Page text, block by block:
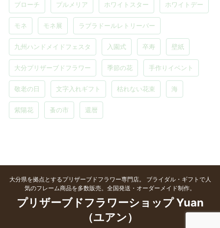
ブローチ プルメリア ホワイトスター ホワイトデー
モネ モネ展 ラブラドールレトリーバー
九州ハンドメイドフェスタ 入園式 卒寿 壁紙
大分プリザーブドフラワー 季節の花 手作りイベント
敬老の日 文字入れギフト 枯れない花束 海
紫陽花 蚤の市 還暦
大分県を拠点とするプリザーブドフラワー専門店。 ブライダル・ギフトで人
気のフレーム商品を多数販売。全国発送・オーダーメイド制作。
プリザーブドフラワーショップ Yuan
（ユアン）